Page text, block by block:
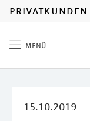
privatkunden
menü
15.10.2019